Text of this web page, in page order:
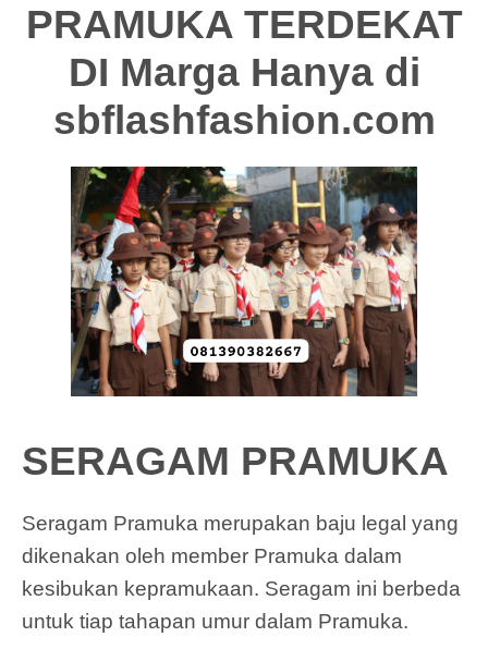
PRAMUKA TERDEKAT
DI Marga Hanya di
sbflashfashion.com
SERAGAM PRAMUKA
Seragam Pramuka merupakan baju legal yang
dikenakan oleh member Pramuka dalam
kesibukan kepramukaan. Seragam ini berbeda
untuk tiap tahapan umur dalam Pramuka.